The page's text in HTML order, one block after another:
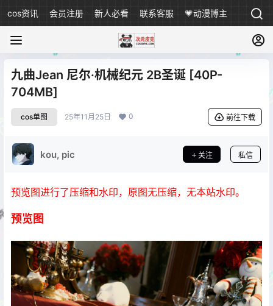
cos资讯 会员注册 新人必看 联系客服 💗动漫博主
九曲Jean 尼尔·机械纪元 2B圣诞 [40P-
704MB]
cos单图 25年11月25日 0 前往下载
kou, pic 关注 私信
预览图进行了压缩和水印，原图无压缩，无本站水印。
预览图